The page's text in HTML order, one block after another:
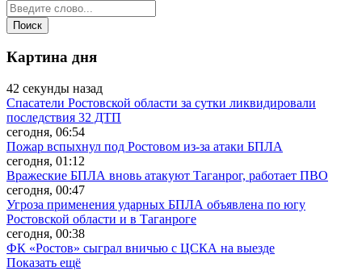
Картина дня
42 секунды назад
Спасатели Ростовской области за сутки ликвидировали
последствия 32 ДТП
сегодня, 06:54
Пожар вспыхнул под Ростовом из-за атаки БПЛА
сегодня, 01:12
Вражеские БПЛА вновь атакуют Таганрог, работает ПВО
сегодня, 00:47
Угроза применения ударных БПЛА объявлена по югу
Ростовской области и в Таганроге
сегодня, 00:38
ФК «Ростов» сыграл вничью с ЦСКА на выезде
Показать ещё